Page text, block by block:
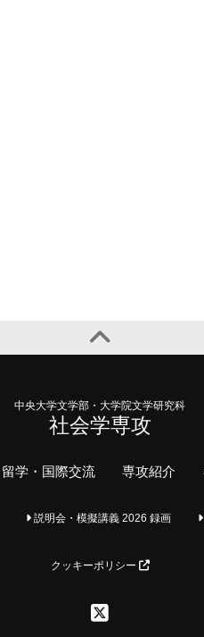
中央大学文学部・大学院文学研究科
社会学専攻
留学・国際交流 専攻紹介
説明会・模擬講義 2026 録画
クッキーポリシー